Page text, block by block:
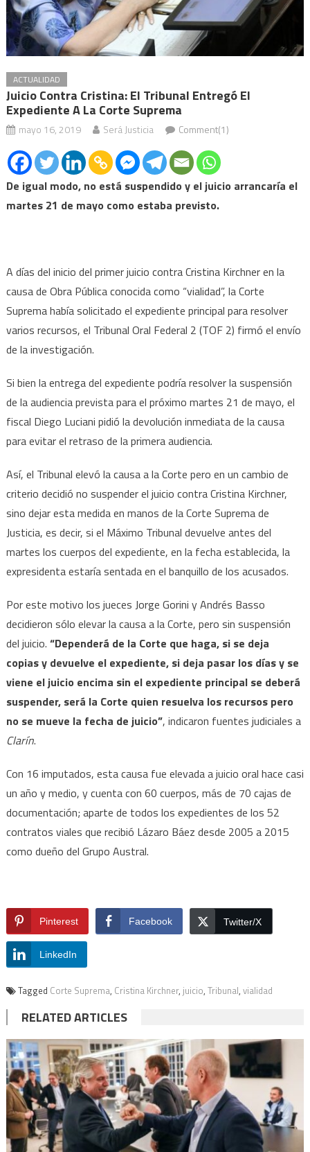
ACTUALIDAD
Juicio Contra Cristina: El Tribunal Entregó El
Expediente A La Corte Suprema
mayo 16, 2019 Será Justicia Comment(1)
De igual modo, no está suspendido y el juicio arrancaría el
martes 21 de mayo como estaba previsto.
A días del inicio del primer juicio contra Cristina Kirchner en la
causa de Obra Pública conocida como “vialidad”, la Corte
Suprema había solicitado el expediente principal para resolver
varios recursos, el Tribunal Oral Federal 2 (TOF 2) firmó el envío
de la investigación.
Si bien la entrega del expediente podría resolver la suspensión
de la audiencia prevista para el próximo martes 21 de mayo, el
fiscal Diego Luciani pidió la devolución inmediata de la causa
para evitar el retraso de la primera audiencia.
Así, el Tribunal elevó la causa a la Corte pero en un cambio de
criterio decidió no suspender el juicio contra Cristina Kirchner,
sino dejar esta medida en manos de la Corte Suprema de
Justicia, es decir, si el Máximo Tribunal devuelve antes del
martes los cuerpos del expediente, en la fecha establecida, la
expresidenta estaría sentada en el banquillo de los acusados.
Por este motivo los jueces Jorge Gorini y Andrés Basso
decidieron sólo elevar la causa a la Corte, pero sin suspensión
del juicio. “Dependerá de la Corte que haga, si se deja
copias y devuelve el expediente, si deja pasar los días y se
viene el juicio encima sin el expediente principal se deberá
suspender, será la Corte quien resuelva los recursos pero
no se mueve la fecha de juicio”, indicaron fuentes judiciales a
Clarín.
Con 16 imputados, esta causa fue elevada a juicio oral hace casi
un año y medio, y cuenta con 60 cuerpos, más de 70 cajas de
documentación; aparte de todos los expedientes de los 52
contratos viales que recibió Lázaro Báez desde 2005 a 2015
como dueño del Grupo Austral.
Pinterest Facebook Twitter/X
LinkedIn
Tagged Corte Suprema, Cristina Kirchner, juicio, Tribunal, vialidad
RELATED ARTICLES